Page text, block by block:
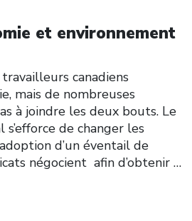
et environnement
canadiens
mais de nombreuses
à joindre les deux bouts. Le
de changer les
d’un éventail de
négocient afin d’obtenir …